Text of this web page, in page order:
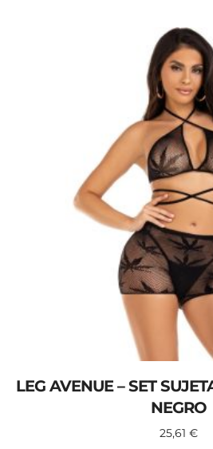
LEG AVENUE – SET
NEGRO
25,61 €